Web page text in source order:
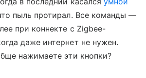
пыль протирал. Все команды —
при коннекте с Zigbee-
даже интернет не нужен.
нажимаете эти кнопки?